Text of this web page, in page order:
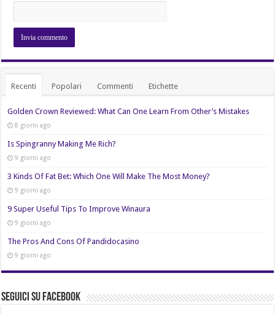
Recenti Popolari Commenti Etichette
Golden Crown Reviewed: What Can One Learn From Other’s Mistakes
8 giorni ago
Is Spingranny Making Me Rich?
9 giorni ago
3 Kinds Of Fat Bet: Which One Will Make The Most Money?
9 giorni ago
9 Super Useful Tips To Improve Winaura
9 giorni ago
The Pros And Cons Of Pandidocasino
9 giorni ago
Seguici su Facebook